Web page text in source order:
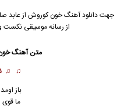
از رسانه موسیقی نکست
متن آهنگ
♫ ♫
باز
ما قوی